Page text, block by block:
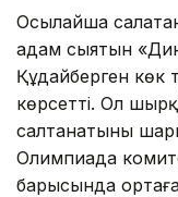
Осылайша
адам сыятын
Құдайберген көк
көрсетті. Ол
салтанатының
Олимпиада
барысында